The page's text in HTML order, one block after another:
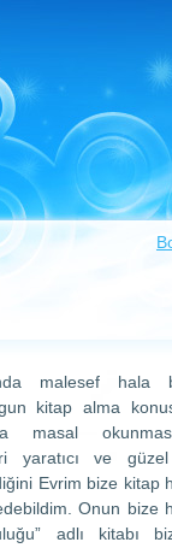
malesef hala
kitap alma
masal
yaratıcı ve
Evrim bize kitap
Onun bize
adlı kitabı